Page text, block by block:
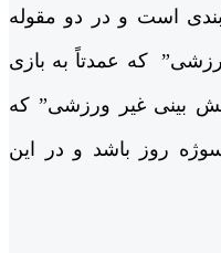
است و در دو مقوله
که عمدتاً به بازی
بینی غیر ورزشی” که
روز باشد و در این